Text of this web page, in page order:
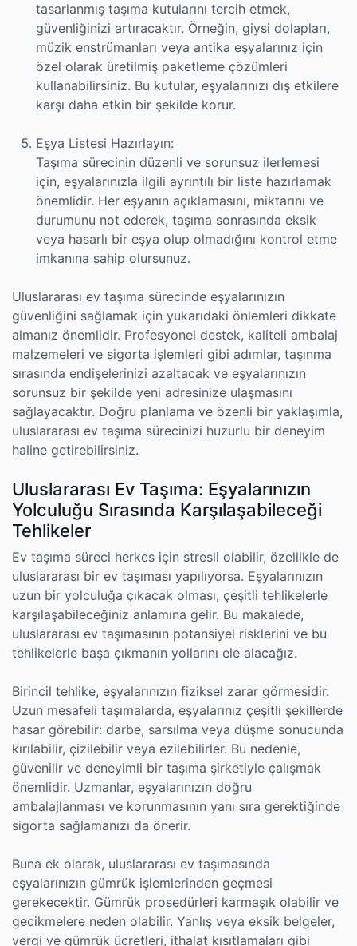
tasarlanmış taşıma kutularını tercih etmek,
güvenliğinizi artıracaktır. Örneğin, giysi dolapları,
müzik enstrümanları veya antika eşyalarınız için
özel olarak üretilmiş paketleme çözümleri
kullanabilirsiniz. Bu kutular, eşyalarınızı dış etkilere
karşı daha etkin bir şekilde korur.
Eşya Listesi Hazırlayın:
Taşıma sürecinin düzenli ve sorunsuz ilerlemesi
için, eşyalarınızla ilgili ayrıntılı bir liste hazırlamak
önemlidir. Her eşyanın açıklamasını, miktarını ve
durumunu not ederek, taşıma sonrasında eksik
veya hasarlı bir eşya olup olmadığını kontrol etme
imkanına sahip olursunuz.
Uluslararası ev taşıma sürecinde eşyalarınızın
güvenliğini sağlamak için yukarıdaki önlemleri dikkate
almanız önemlidir. Profesyonel destek, kaliteli ambalaj
malzemeleri ve sigorta işlemleri gibi adımlar, taşınma
sırasında endişelerinizi azaltacak ve eşyalarınızın
sorunsuz bir şekilde yeni adresinize ulaşmasını
sağlayacaktır. Doğru planlama ve özenli bir yaklaşımla,
uluslararası ev taşıma sürecinizi huzurlu bir deneyim
haline getirebilirsiniz.
Uluslararası Ev Taşıma: Eşyalarınızın
Yolculuğu Sırasında Karşılaşabileceği
Tehlikeler
Ev taşıma süreci herkes için stresli olabilir, özellikle de
uluslararası bir ev taşıması yapılıyorsa. Eşyalarınızın
uzun bir yolculuğa çıkacak olması, çeşitli tehlikelerle
karşılaşabileceğiniz anlamına gelir. Bu makalede,
uluslararası ev taşımasının potansiyel risklerini ve bu
tehlikelerle başa çıkmanın yollarını ele alacağız.
Birincil tehlike, eşyalarınızın fiziksel zarar görmesidir.
Uzun mesafeli taşımalarda, eşyalarınız çeşitli şekillerde
hasar görebilir: darbe, sarsılma veya düşme sonucunda
kırılabilir, çizilebilir veya ezilebilirler. Bu nedenle,
güvenilir ve deneyimli bir taşıma şirketiyle çalışmak
önemlidir. Uzmanlar, eşyalarınızın doğru
ambalajlanması ve korunmasının yanı sıra gerektiğinde
sigorta sağlamanızı da önerir.
Buna ek olarak, uluslararası ev taşımasında
eşyalarınızın gümrük işlemlerinden geçmesi
gerekecektir. Gümrük prosedürleri karmaşık olabilir ve
gecikmelere neden olabilir. Yanlış veya eksik belgeler,
vergi ve gümrük ücretleri, ithalat kısıtlamaları gibi